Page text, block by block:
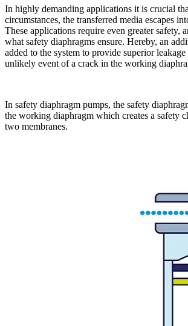
In highly demanding applications it is crucial
circumstances, the transferred media escapes
These applications require even greater safety,
what safety diaphragms ensure. Hereby, an
added to the system to provide superior
unlikely event of a crack in the working
In safety diaphragm pumps, the safety
the working diaphragm which creates a safety
two membranes.